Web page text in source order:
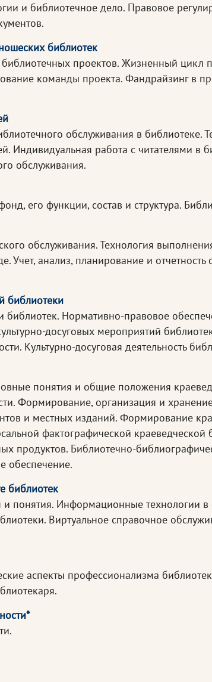
и библиотечное дело. Правовое
библиотек
проектов. Жизненный цикл
команды проекта. Фандрайзинг в
обслуживания в библиотеке.
Индивидуальная работа с читателями в
обслуживания.
его функции, состав и структура.
обслуживания. Технология
Учет, анализ, планирование и
библиотеки
библиотек. Нормативно-правовое
досуговых мероприятий
Культурно-досуговая деятельность
понятия и общие положения
Формирование, организация и
и местных изданий. Формирование
фактографической
продуктов. Библиотечно-
обеспечение.
библиотек
понятия. Информационные технологии
Виртуальное справочное
аспекты профессионализма